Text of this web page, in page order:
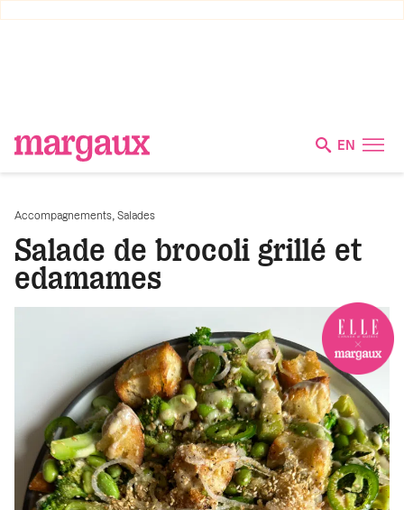
EN
Accompagnements Salades
Salade de brocoli grillé et
edamames